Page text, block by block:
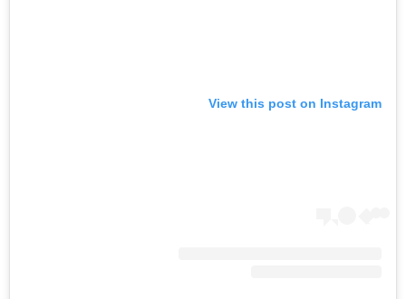
View this post on Instagram